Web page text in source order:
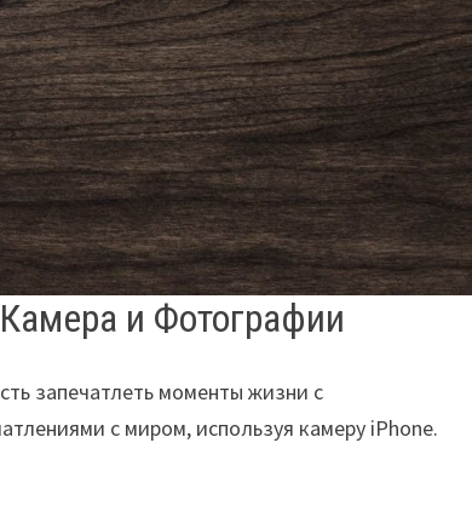
и Фотографии
запечатлеть моменты жизни с
с миром, используя камеру iPhone.